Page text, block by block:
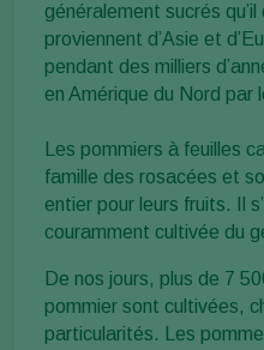
généralement sucrés
proviennent d’Asie et
pendant des milliers
en Amérique du Nord par
Les pommiers à feuilles
famille des rosacées et
entier pour leurs fruits. Il
couramment cultivée du
De nos jours, plus de 7
pommier sont cultivées,
particularités. Les